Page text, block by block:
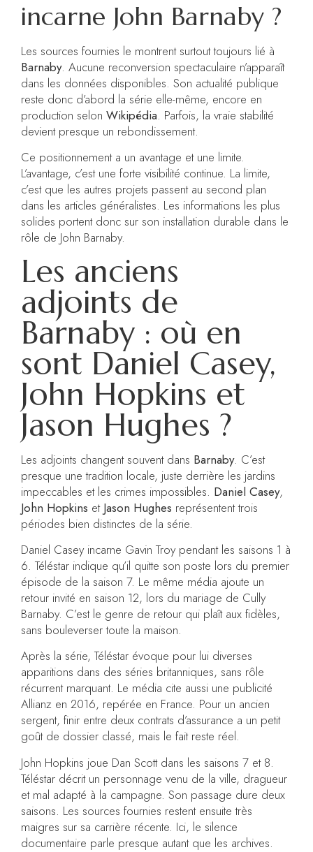
incarne John Barnaby ?
Les sources fournies le montrent surtout toujours lié à
Barnaby. Aucune reconversion spectaculaire n’apparaît
dans les données disponibles. Son actualité publique
reste donc d’abord la série elle-même, encore en
production selon Wikipédia. Parfois, la vraie stabilité
devient presque un rebondissement.
Ce positionnement a un avantage et une limite.
L’avantage, c’est une forte visibilité continue. La limite,
c’est que les autres projets passent au second plan
dans les articles généralistes. Les informations les plus
solides portent donc sur son installation durable dans le
rôle de John Barnaby.
Les anciens
adjoints de
Barnaby : où en
sont Daniel Casey,
John Hopkins et
Jason Hughes ?
Les adjoints changent souvent dans Barnaby. C’est
presque une tradition locale, juste derrière les jardins
impeccables et les crimes impossibles. Daniel Casey,
John Hopkins et Jason Hughes représentent trois
périodes bien distinctes de la série.
Daniel Casey incarne Gavin Troy pendant les saisons 1 à
6. Téléstar indique qu’il quitte son poste lors du premier
épisode de la saison 7. Le même média ajoute un
retour invité en saison 12, lors du mariage de Cully
Barnaby. C’est le genre de retour qui plaît aux fidèles,
sans bouleverser toute la maison.
Après la série, Téléstar évoque pour lui diverses
apparitions dans des séries britanniques, sans rôle
récurrent marquant. Le média cite aussi une publicité
Allianz en 2016, repérée en France. Pour un ancien
sergent, finir entre deux contrats d’assurance a un petit
goût de dossier classé, mais le fait reste réel.
John Hopkins joue Dan Scott dans les saisons 7 et 8.
Téléstar décrit un personnage venu de la ville, dragueur
et mal adapté à la campagne. Son passage dure deux
saisons. Les sources fournies restent ensuite très
maigres sur sa carrière récente. Ici, le silence
documentaire parle presque autant que les archives.